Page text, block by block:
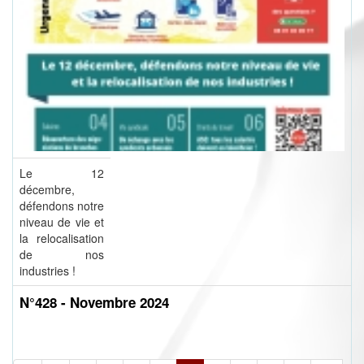
Le 12
décembre,
défendons notre
niveau de vie et
la relocalisation
de nos
industries !
N°428 - Novembre 2024